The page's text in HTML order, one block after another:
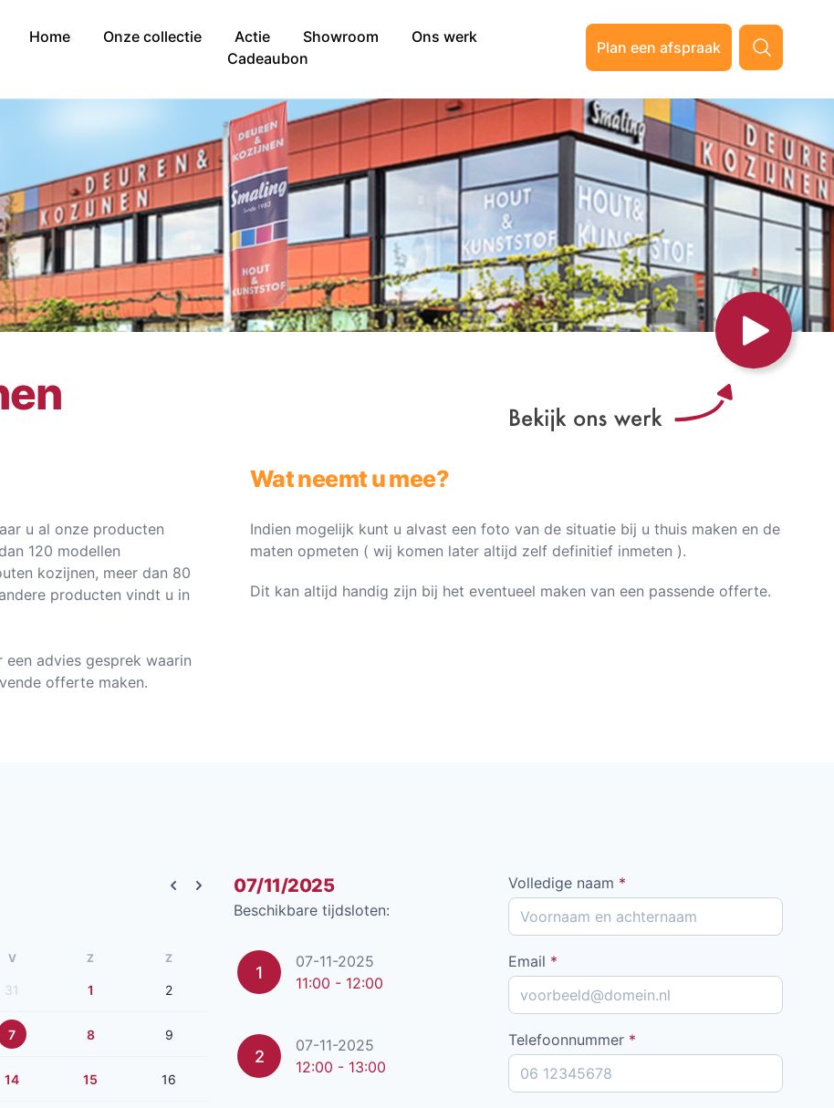
Home Onze collectie Actie Showroom
Ons werk
Cadeaubon
Plan een afspraak
u al onze producten
120 modellen
kozijnen, meer dan 80
producten vindt u in
advies gesprek waarin
offerte maken.
Wat neemt u mee?
Indien mogelijk kunt u alvast een foto van de situatie bij u thuis maken en de
maten opmeten ( wij komen later altijd zelf definitief inmeten ).
Dit kan altijd handig zijn bij het eventueel maken van een passende offerte.
Previous month
Next month
V Z Z
31 1 2
7 8 9
14 15 16
07/11/2025
Beschikbare tijdsloten:
1
07-11-2025
11:00 - 12:00
2
07-11-2025
12:00 - 13:00
Volledige naam *
Email *
Telefoonnummer *